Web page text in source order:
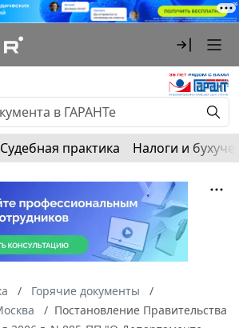
Судебная практика Налоги и
Горячие документы
Постановление Правительства